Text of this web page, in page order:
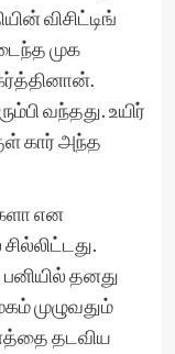
விசிட்டிங்
முக
வந்தது. உயிர்
கார் அந்த
என
தனது
முழுவதும்
தடவிய